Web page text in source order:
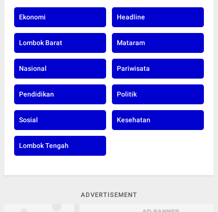
Ekonomi Headline
Lombok Barat Mataram
Nasional Pariwisata
Pendidikan Politik
Sosial Kesehatan
Lombok Tengah
ADVERTISEMENT